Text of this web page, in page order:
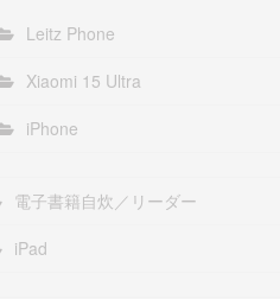
Leitz Phone
Xiaomi 15 Ultra
iPhone
電子書籍自炊／リーダー
iPad